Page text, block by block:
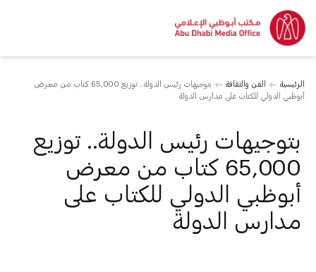
الرئيسية الفن والثقافة
بتوجيهات رئيس الدولة.. توزيع 65,000 كتاب من معرض
أبوظبي الدولي للكتاب على مدارس الدولة
بتوجيهات رئيس الدولة.. توزيع
65,000 كتاب من معرض
أبوظبي الدولي للكتاب على
مدارس الدولة